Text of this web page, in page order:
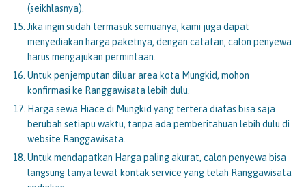
(seikhlasnya).
Jika ingin sudah termasuk semuanya, kami juga dapat
menyediakan harga paketnya, dengan catatan, calon penyewa
harus mengajukan permintaan.
Untuk penjemputan diluar area kota Mungkid, mohon
konfirmasi ke Ranggawisata lebih dulu.
Harga sewa Hiace di Mungkid yang tertera diatas bisa saja
berubah setiapu waktu, tanpa ada pemberitahuan lebih dulu di
website Ranggawisata.
Untuk mendapatkan Harga paling akurat, calon penyewa bisa
langsung tanya lewat kontak service yang telah Ranggawisata